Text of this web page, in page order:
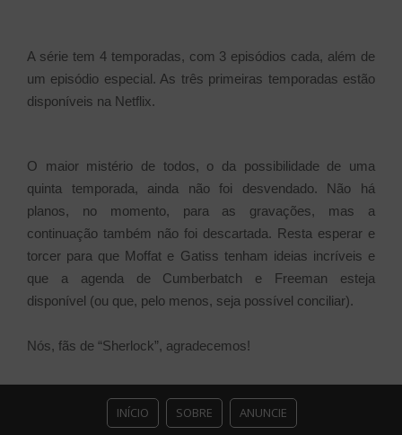
A série tem 4 temporadas, com 3 episódios cada, além de
um episódio especial. As três primeiras temporadas estão
disponíveis na Netflix.
O maior mistério de todos, o da possibilidade de uma
quinta temporada, ainda não foi desvendado. Não há
planos, no momento, para as gravações, mas a
continuação também não foi descartada. Resta esperar e
torcer para que Moffat e Gatiss tenham ideias incríveis e
que a agenda de Cumberbatch e Freeman esteja
disponível (ou que, pelo menos, seja possível conciliar).
Nós, fãs de “Sherlock”, agradecemos!
INÍCIO SOBRE ANUNCIE